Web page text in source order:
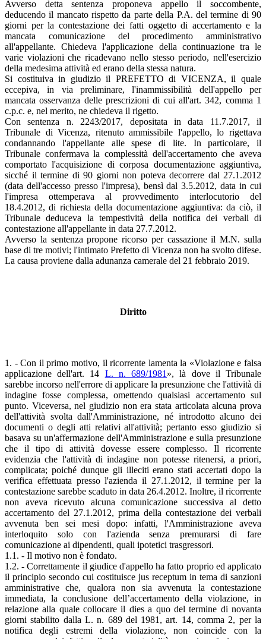
Avverso detta sentenza proponeva appello il soccombente,
deducendo il mancato rispetto da parte della P.A. del termine di 90
giorni per la contestazione dei fatti oggetto di accertamento e la
mancata comunicazione del procedimento amministrativo
all'appellante. Chiedeva l'applicazione della continuazione tra le
varie violazioni che ricadevano nello stesso periodo, nell'esercizio
della medesima attività ed erano della stessa natura.
Si costituiva in giudizio il PREFETTO di VICENZA, il quale
eccepiva, in via preliminare, l'inammissibilità dell'appello per
mancata osservanza delle prescrizioni di cui all'art. 342, comma 1
c.p.c. e, nel merito, ne chiedeva il rigetto.
Con sentenza n. 2243/2017, depositata in data 11.7.2017, il
Tribunale di Vicenza, ritenuto ammissibile l'appello, lo rigettava
condannando l'appellante alle spese di lite. In particolare, il
Tribunale confermava la complessità dell'accertamento che aveva
comportato l'acquisizione di corposa documentazione aggiuntiva,
sicché il termine di 90 giorni non poteva decorrere dal 27.1.2012
(data dell'accesso presso l'impresa), bensì dal 3.5.2012, data in cui
l'impresa ottemperava al provvedimento interlocutorio del
18.4.2012, di richiesta della documentazione aggiuntiva: da ciò, il
Tribunale deduceva la tempestività della notifica dei verbali di
contestazione all'appellante in data 27.7.2012.
Avverso la sentenza propone ricorso per cassazione il M.N. sulla
base di tre motivi; l'intimato Prefetto di Vicenza non ha svolto difese.
La causa proviene dalla adunanza camerale del 21 febbraio 2019.
Diritto
1. - Con il primo motivo, il ricorrente lamenta la «Violazione e falsa
applicazione dell'art. 14 L. n. 689/1981 », là dove il Tribunale
sarebbe incorso nell'errore di applicare la presunzione che l'attività di
indagine fosse complessa, omettendo qualsiasi accertamento sul
punto. Viceversa, nel giudizio non era stata articolata alcuna prova
dell'attività svolta dall'Amministrazione, né introdotto alcuno dei
documenti o degli atti relativi all'attività; pertanto esso giudizio si
basava su un'affermazione dell'Amministrazione e sulla presunzione
che il tipo di attività dovesse essere complesso. Il ricorrente
evidenzia che l'attività di indagine non potesse ritenersi, a priori,
complicata; poiché dunque gli illeciti erano stati accertati dopo la
verifica effettuata presso l'azienda il 27.1.2012, il termine per la
contestazione sarebbe scaduto in data 26.4.2012. Inoltre, il ricorrente
non aveva ricevuto alcuna comunicazione successiva al detto
accertamento del 27.1.2012, prima della contestazione dei verbali
avvenuta ben sei mesi dopo: infatti, l'Amministrazione aveva
interloquito solo con l'azienda senza premurarsi di fare
comunicazione ai dipendenti, quali ipotetici trasgressori.
1.1. - Il motivo non è fondato.
1.2. - Correttamente il giudice d'appello ha fatto proprio ed applicato
il principio secondo cui costituisce jus receptum in tema di sanzioni
amministrative che, qualora non sia avvenuta la contestazione
immediata, la conclusione dell’accertamento della violazione, in
relazione alla quale collocare il dies a quo del termine di novanta
giorni stabilito dalla L. n. 689 del 1981, art. 14, comma 2, per la
notifica degli estremi della violazione, non coincide con la